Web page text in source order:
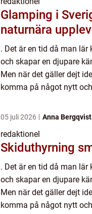
Glamping i
naturnära
. Det är en tid då man
och skapar en djupare
Men när det gäller dejt
komma på något nytt
partner...
05 juli 2026 Anna Bergqvist
redaktionel
Skiduthyrning
. Det är en tid då man
och skapar en djupare
Men när det gäller dejt
komma på något nytt